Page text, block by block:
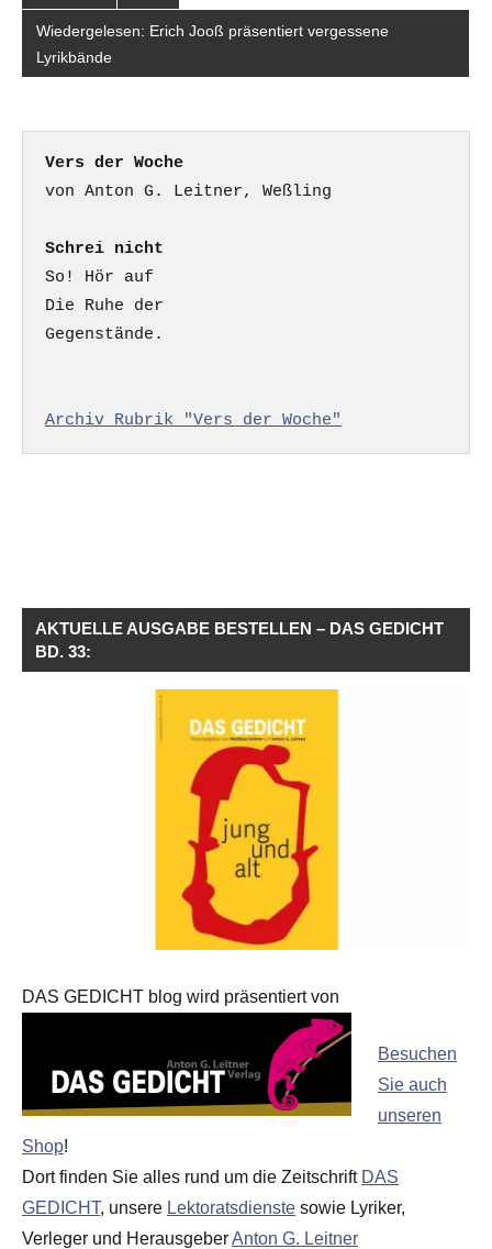
Wiedergelesen: Erich Jooß präsentiert vergessene
Lyrikbände
Vers der Woche
Schrei nicht
So! Hör auf
Die Ruhe der
Gegenstände.
Archiv Rubrik "Vers der Woche"
AKTUELLE AUSGABE BESTELLEN – DAS GEDICHT
BD. 33:
DAS GEDICHT blog wird präsentiert von
Besuchen
Sie auch
unseren
Shop!
Dort finden Sie alles rund um die Zeitschrift DAS
GEDICHT, unsere Lektoratsdienste sowie Lyriker,
Verleger und HerausgeberAnton G. Leitner